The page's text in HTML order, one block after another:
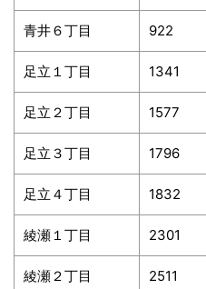
青井６丁目 922
足立１丁目 1341
足立２丁目 1577
足立３丁目 1796
足立４丁目 1832
綾瀬１丁目 2301
綾瀬２丁目 2511